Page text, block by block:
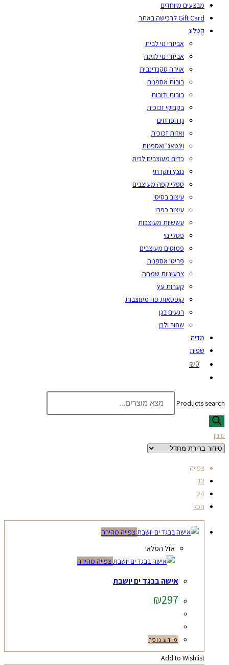
מבצעים מיוחדים
Gift Card לרכישה באתר
קטלוג
אביזרי נוי לבית
אביזרי נוי לגינה
אוירה סקנדינבית
בובות אספנות
בובות ודובות
בקבוקי זכוכית
גן הפרחים
ואזות זכוכית
וינטאג' ואספנות
כדים מעוצבים לבית
נוצץ ויוקרתי
ספלי קפה מעוצבים
עיצוב בסיסי
עיצוב כפרי
עששיות מעוצבות
פסלי נוי
פמוטים מעוצבים
פריטי אספנות
צבעוניות שמחה
קערות עץ
קופסאות פח מעוצבות
רגעים בגן
שחור ולבן
מדיה
שפות
₪0
Products search
סינון
צפייה:
12
24
הכל
צפייה מהירה
אזל המלאי
צפייה מהירה
אישה בבגד ים יושבת
₪297
מידע נוסף
Add to Wishlist